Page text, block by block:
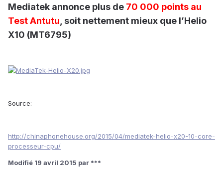
Mediatek annonce plus de 70 000 points au
Test Antutu , soit nettement mieux que l’Helio
X10 (MT6795)
Source:
http://chinaphonehouse.org/2015/04/mediatek-helio-x20-10-core-
processeur-cpu/
Modifié 19 avril 2015 par ***